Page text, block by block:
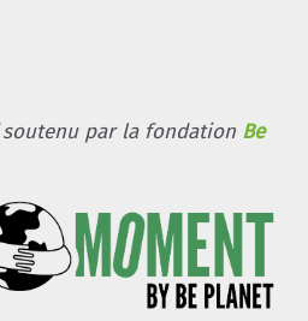
par la fondation Be